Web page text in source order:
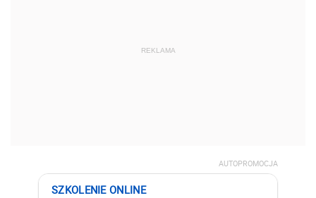
REKLAMA
AUTOPROMOCJA
SZKOLENIE ONLINE